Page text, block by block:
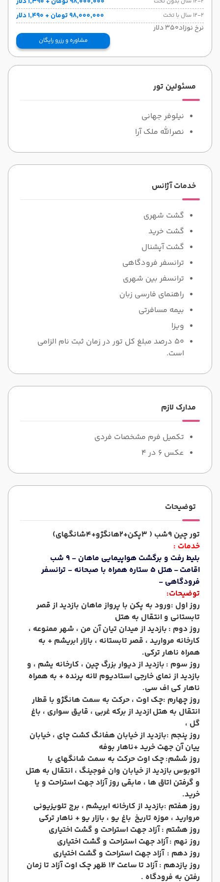
12-2 سال با تخت
۹۸٬۰۰۰٬۰۰۰ تومان + ۱٬۴۹۰ دلار
نرخ نوزاد350 دلار
مشاوره و رزرو رایگان
مسئولین تور
نیلوفر جهانی
نصرالله ملک آرا
خدمات آژانس
گشت شهری
گشت خرید
گشت آپشنال
ترانسفر فرودگاهی
ترانسفر بین شهری
راهنمای فارسی زبان
بیمه مسافرتی
ویزا
50 درصد مبلغ کل تور در زمان ثبت نام الزامی
است.
مدارک لازم
تکمیل فرم مشخصات فردی
عکس 6 در 4
توضیحات
تور چین 9شب ( 3پکن+2هانگژو+4شانگهای)
خدمات :
بلیط رفت و برگشت هواپیمایی ماهان - 9 شب
اقامت
- هتل 5 ستاره همراه با صبحانه - ترانسفر
فرودگاهی -
توضیحات:
روز اول :ورود به پکن با پرواز ماهان بازدید از قصر
تابستانی و انتقال به هتل
روز دوم : بازدید از میدان تیان آن من ، شهر ممنوعه ،
کارخانه مروارید ، قصر تابستانه ، بازار ابریشم + به
همراه ناهار ترکی.
روز سوم : بازدید از دیوار بزرگ چین ، کارخانه یشم ، و
بازدید از نمای خارجی استادیوم لانه پرنده + به همراه
ناهار کی اف سی.
روز چهارم :چک اوت ، حرکت به سمت هانگژو با قطار
انتقال به هتلازدید از برکه غربی ، قایق سواری ، باغ
گل ،
روز پنجم :بازدید از خیابان هفانگ کشت چای ، خیابان
ییان آن جهت خرید +ناهار بوفه
روز ششم:چک اوت حرکت به سمت شانگهای با
اتوبوس بازدید از خیابان وان فوجینگ ، انتقال به هتل
و گرفتن اتاق ها ، مابقی روز آزاد جهت استراحت و یا
خرید.
روز هفتم :بازدید از کارخانه ابریشم ، برج تلویزیونی
مروارید ، موزه تاریخ باغ یو ، بازار یو + ناهار ترکی
روز هشتم : آزاد جهت استراحت و گشت اختیاری
روز نهم :آزاد جهت استراحت و گشت اختیاری
روز دهم : آزاد جهت استراحت و گشت اختیاری
روز یازدهم : آزاد تا
ساعت 12 ظهر چک اوت آزاد تا زمان
رفتن به فرودگاه .